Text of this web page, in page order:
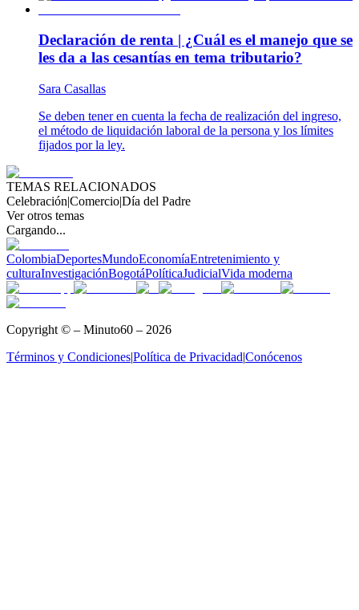
Declaración de renta | ¿Cuál es el manejo que se
les da a las cesantías en tema tributario?
Sara Casallas
Se deben tener en cuenta la fecha de realización del ingreso,
el método de liquidación laboral de la persona y los límites
fijados por la ley.
TEMAS RELACIONADOS
Celebración|Comercio|Día del Padre
Ver otros temas
Cargando...
ColombiaDeportesMundoEconomíaEntretenimiento y
culturaInvestigaciónBogotáPolíticaJudicialVida moderna
Copyright © – Minuto60 – 2026
Términos y Condiciones|Política de Privacidad|Conócenos